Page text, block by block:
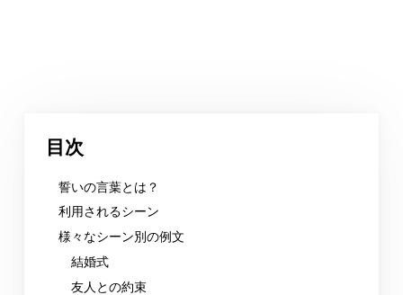
目次
誓いの言葉とは？
利用されるシーン
様々なシーン別の例文
結婚式
友人との約束